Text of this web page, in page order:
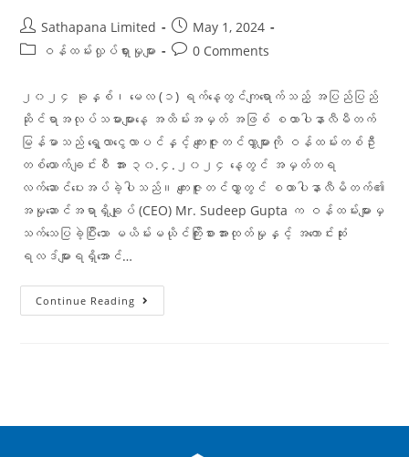
Sathapana Limited
May 1, 2024
ဝန်ထမ်းလှုပ်ရှားမှုများ
0 Comments
၂၀၂၄ ခုနှစ်၊ မေလ (၁) ရက်နေ့တွင်ကျရောက်သည့် အပြည်ပြည်
ဆိုင်ရာအလုပ်သမားများနေ့ အထိမ်းအမှတ် အဖြစ် စထာပါနာလီမီတက်
မြန်မာသည် ‌ရွှေလာငွေလာပင်နှင့် ကျေးဇူးတင်လွှာများကို ဝန်ထမ်းတစ်ဦး
တစ်ယောက်ချင်းစီ အား ၃၀.၄.၂၀၂၄ နေ့တွင် အမှတ်တရ
လက်ဆောင်ပေးအပ်ခဲ့ပါသည်။ ကျေးဇူးတင်လွှာတွင် စထာပါနာလီမိတက်၏
အမှုဆောင်အရာရှိချုပ် (CEO) Mr. Sudeep Gupta က ဝန်ထမ်းများမှ
သက်သေပြခဲ့ပြီးသော မယိမ်းမယိုင်ကြိုးစားအားထုတ်မှုနှင့် အကောင်းဆုံး
ရလဒ်များရရှိအောင်…
Continue Reading